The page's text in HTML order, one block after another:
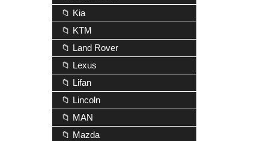
📁 Kia
📁 KTM
📁 Land Rover
📁 Lexus
📁 Lifan
📁 Lincoln
📁 MAN
📁 Mazda